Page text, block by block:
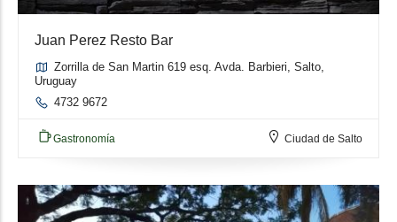
Juan Perez Resto Bar
Zorrilla de San Martin 619 esq. Avda. Barbieri, Salto,
Uruguay
4732 9672
Gastronomía Ciudad de Salto